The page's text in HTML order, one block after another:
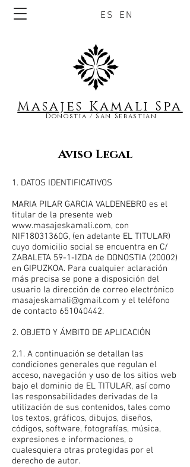
Masajes Kamali Spa
Donostia / San Sebastian
EN
ES
Aviso Legal
1. DATOS IDENTIFICATIVOS
MARIA PILAR GARCIA VALDENEBRO es el
titular de la presente web
www.masajeskamali.com, con
NIF18031360G, (en adelante EL TITULAR)
cuyo domicilio social se encuentra en C/
ZABALETA 59-1-IZDA de DONOSTIA (20002)
en GIPUZKOA. Para cualquier aclaración
más precisa se pone a disposición del
usuario la dirección de correo electrónico
masajeskamali@gmail.com y el teléfono
de contacto 651040442.​
2. OBJETO Y ÁMBITO DE APLICACIÓN
2.1. A continuación se detallan las
condiciones generales que regulan el
acceso, navegación y uso de los sitios web
bajo el dominio de EL TITULAR, así como
las responsabilidades derivadas de la
utilización de sus contenidos, tales como
los textos, gráficos, dibujos, diseños,
códigos, software, fotografías, música,
expresiones e informaciones, o
cualesquiera otras protegidas por el
derecho de autor.